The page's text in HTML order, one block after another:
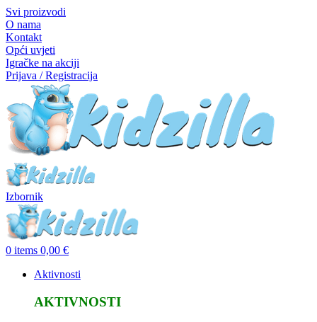
Svi proizvodi
O nama
Kontakt
Opći uvjeti
Igračke na akciji
Prijava / Registracija
Izbornik
0 items 0,00 €
Aktivnosti
AKTIVNOSTI